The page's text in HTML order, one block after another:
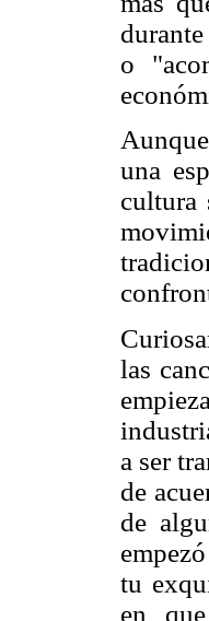
o
una
cultura
las
a ser
de
de
tu
en